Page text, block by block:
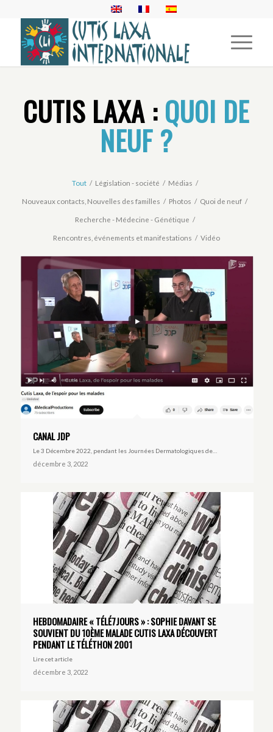
CUTIS LAXA : QUOI DE
NEUF ?
Tout / Législation - société / Médias /
Nouveaux contacts, Nouvelles des familles / Photos / Quoi de neuf /
Recherche - Médecine - Génétique /
Rencontres, événements et manifestations / Vidéo
CANAL JDP
Le 3 Décembre 2022, pendant les Journées Dermatologiques de…
décembre 3, 2022
HEBDOMADAIRE « TÉLÉ7JOURS » : SOPHIE DAVANT SE
SOUVIENT DU 10ÈME MALADE CUTIS LAXA DÉCOUVERT
PENDANT LE TÉLÉTHON 2001
Lire cet article
décembre 3, 2022